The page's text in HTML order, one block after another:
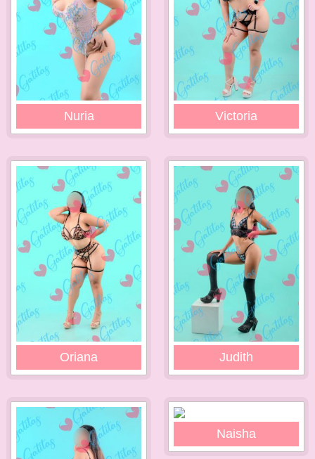
Nuria Victoria
Oriana Judith
Naisha